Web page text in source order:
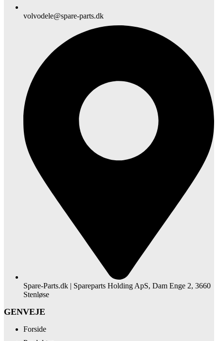
volvodele@spare-parts.dk
Spare-Parts.dk | Spareparts Holding ApS, Dam Enge 2, 3660
Stenløse
GENVEJE
Forside